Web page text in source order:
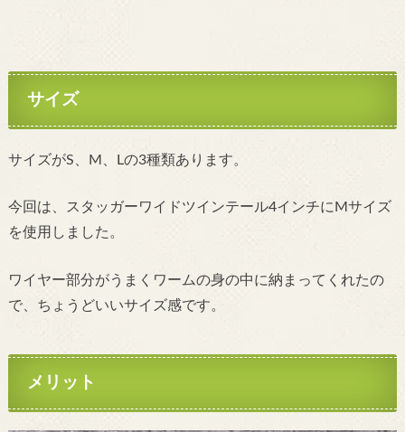
サイズ
サイズがS、M、Lの3種類あります。
今回は、スタッガーワイドツインテール4インチにMサイズ
を使用しました。
ワイヤー部分がうまくワームの身の中に納まってくれたの
で、ちょうどいいサイズ感です。
メリット